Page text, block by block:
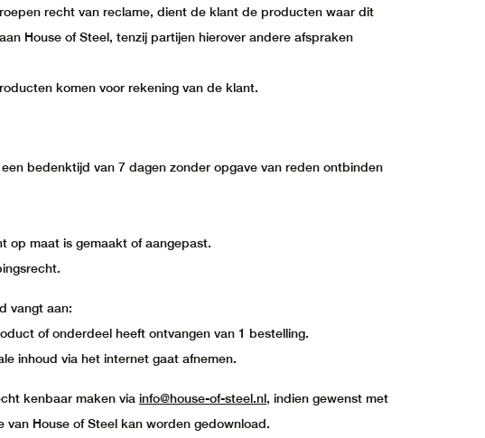
recht van reclame, dient de klant de producten waar dit
House of Steel, tenzij partijen hierover andere afspraken
komen voor rekening van de klant.
bedenktijd van 7 dagen zonder opgave van reden ontbinden
op maat is gemaakt of aangepast.
vangt aan:
of onderdeel heeft ontvangen van 1 bestelling.
inhoud via het internet gaat afnemen.
kenbaar maken via info@house-of-steel.nl, indien gewenst met
van House of Steel kan worden gedownload.